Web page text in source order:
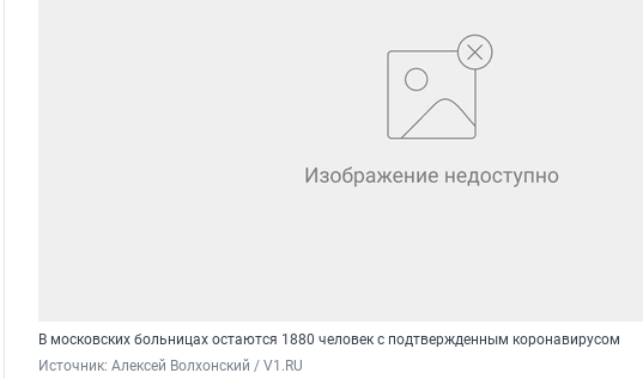
В московских больницах остаются 1880 человек с подтвержденным коронавирусом
Источник: Алексей Волхонский / V1.RU